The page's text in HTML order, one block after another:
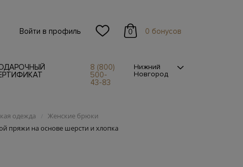
Войти в профиль 0 0 бонусов
8 (800)
500-
43-83
Нижний
Новгород
одежда / Женские брюки
пряжи на основе шерсти и хлопка